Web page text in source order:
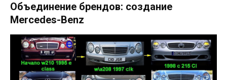
Объединение брендов: создание
Mercedes-Benz